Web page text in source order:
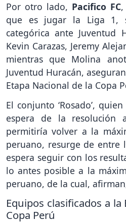
Por otro lado, Pacifico FC,
que es jugar la Liga 1,
categórica ante Juventud
Kevin Carazas, Jeremy
mientras que Molina
Juventud Huracán,
Etapa Nacional de la Copa
El conjunto ‘Rosado’,
espera de la resolución
permitiría volver a la
peruano, resurge de entre
espera seguir con los
lo antes posible a la
peruano, de la cual,
Equipos clasificados a la
Copa Perú